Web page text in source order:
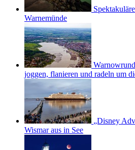
Warnemünde
joggen, flanieren und radeln um
„Disney
Wismar aus in See